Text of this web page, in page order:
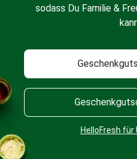
sodass Du Familie &
HelloFresh